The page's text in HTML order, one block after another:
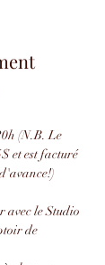
(N.B. Le
et est facturé
avec le Studio
de